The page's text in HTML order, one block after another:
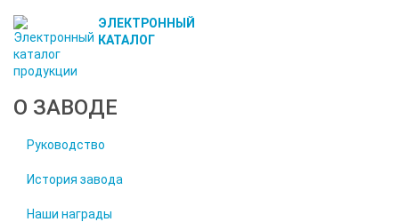
ЭЛЕКТРОННЫЙ
КАТАЛОГ
О ЗАВОДЕ
Руководство
История завода
Наши награды